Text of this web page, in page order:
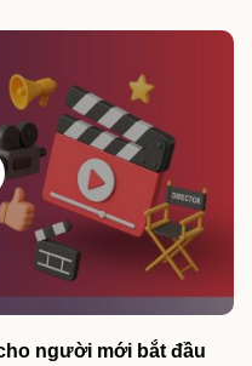
người mới bắt đầu